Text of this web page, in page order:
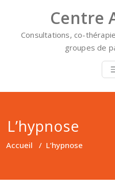
content
Centre
Consultations, co-
groupes de
L’hypnose
Accueil / L’hypnose